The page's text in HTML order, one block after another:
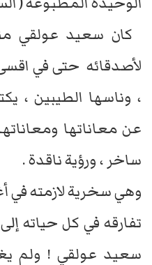
كان سعيد عولقي
لأصدقائه حتى في
، وناسها الطيبين ،
عن معاناتها
ساخر ، ورؤية ناقدة .
وهي سخرية لازمته في
تفارقه في كل حياته
سعيد عولقي ! ولم